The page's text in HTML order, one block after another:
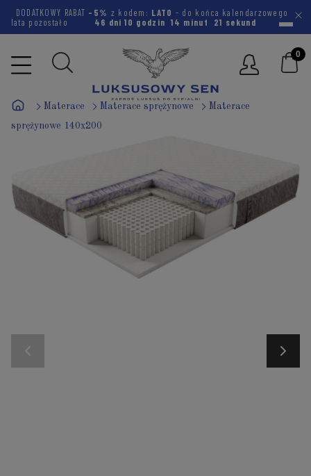
DODATKOWY RABAT -5% z kodem: LATO - do końca kalendarzowego
lata pozostało
46 dni 10 godzin 14 minut 20 sekund
Materace Materace sprężynowe Materace
sprężynowe 140x200